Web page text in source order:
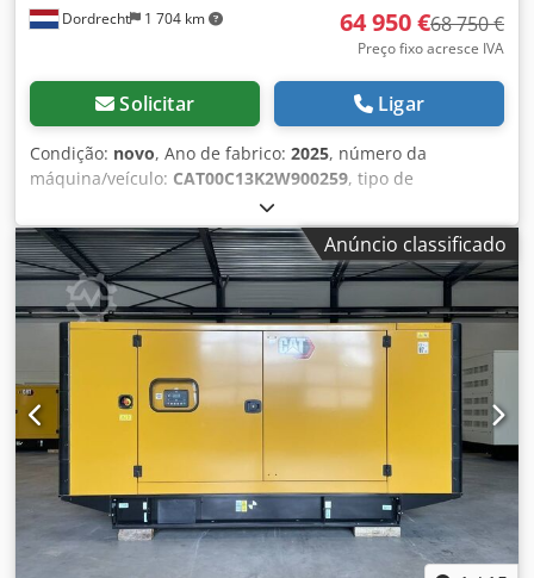
Dordrecht 1 704 km 64 950 €68 750 €
Preço fixo acresce IVA
Solicitar Ligar
Condição: novo, Ano de fabrico: 2025, número da
máquina/veículo: CAT00C13K2W900259, tipo de
, fabricante de motores:
C13, Finalidade de uso: Construção civil Csdpfx Aloy T
Uwds Ijrf Peso vazio: 4.667 kg Potência do gerador: 400 kVA
Dimensões do compartimento de carga: 493 x 162 x 222 cm
Certificação CE: sim Volume do tanque de água: 800 l País
de fabricação: CN Entre em contato com a equipe DPX para
mais informações. = Outras opções e acessórios = - Bateria
- Painel de controle - Teto de aço - Caminhão-pipa
Anúncio classificado